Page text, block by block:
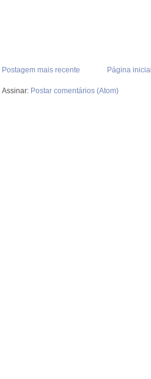
Postagem mais recente Página inicial
Assinar: Postar comentários (Atom)